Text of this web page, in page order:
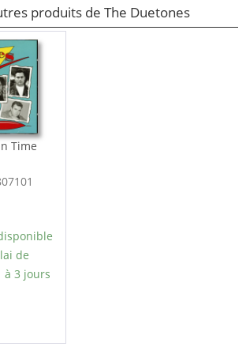
produits de The Duetones
Time
de
à 3 jours